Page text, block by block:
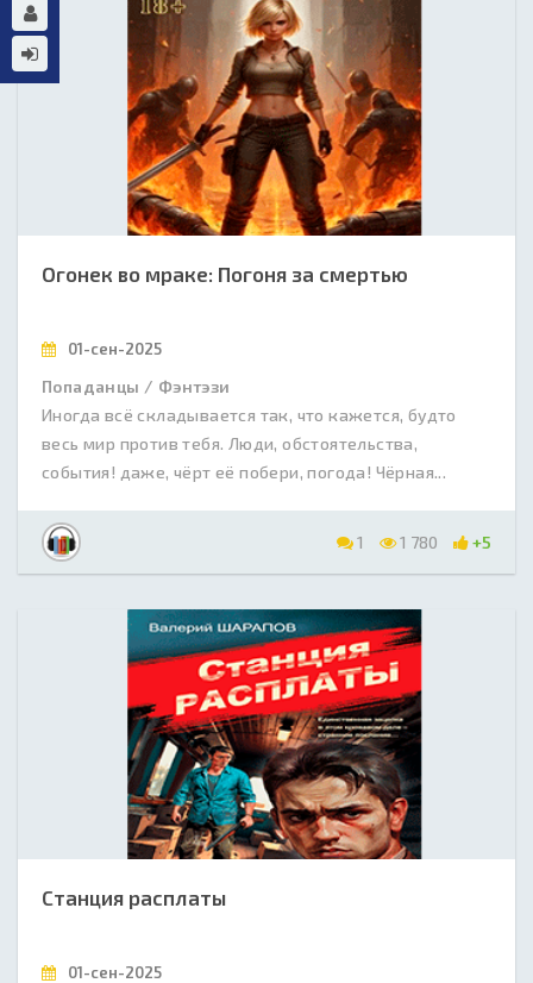
Огонек во мраке: Погоня за смертью
01-сен-2025
Попаданцы / Фэнтэзи
Иногда всё складывается так, что кажется, будто
весь мир против тебя. Люди, обстоятельства,
события! даже, чёрт её побери, погода! Чёрная...
1 1 780 +5
Станция расплаты
01-сен-2025